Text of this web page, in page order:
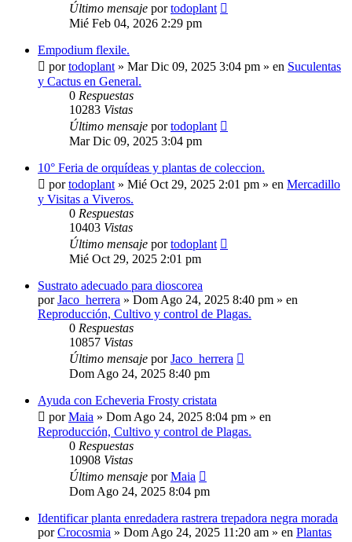
Último mensaje portodoplant
Mié Feb 04, 2026 2:29 pm
Empodium flexile.
portodoplant » Mar Dic 09, 2025 3:04 pm » en Suculentas
y Cactus en General.
0 Respuestas
10283 Vistas
Último mensaje portodoplant
Mar Dic 09, 2025 3:04 pm
10° Feria de orquídeas y plantas de coleccion.
portodoplant » Mié Oct 29, 2025 2:01 pm » en Mercadillo
y Visitas a Viveros.
0 Respuestas
10403 Vistas
Último mensaje portodoplant
Mié Oct 29, 2025 2:01 pm
Sustrato adecuado para dioscorea
porJaco_herrera » Dom Ago 24, 2025 8:40 pm » en
Reproducción, Cultivo y control de Plagas.
0 Respuestas
10857 Vistas
Último mensaje porJaco_herrera
Dom Ago 24, 2025 8:40 pm
Ayuda con Echeveria Frosty cristata
porMaia » Dom Ago 24, 2025 8:04 pm » en
Reproducción, Cultivo y control de Plagas.
0 Respuestas
10908 Vistas
Último mensaje porMaia
Dom Ago 24, 2025 8:04 pm
Identificar planta enredadera rastrera trepadora negra morada
porCrocosmia » Dom Ago 24, 2025 11:20 am » en Plantas